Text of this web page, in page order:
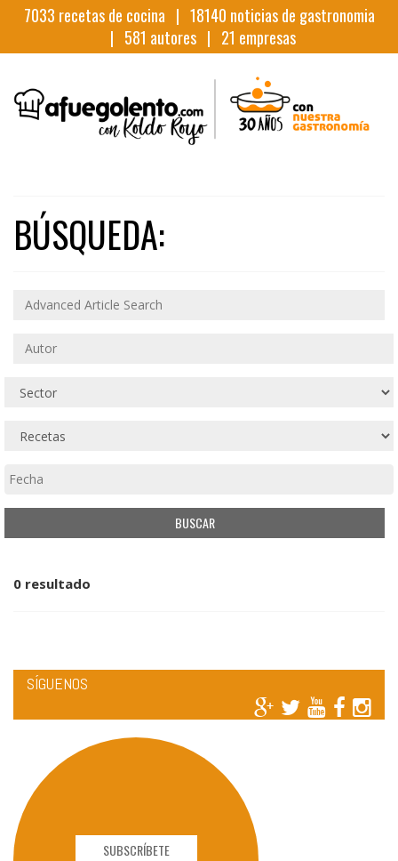
7033 recetas de cocina | 18140 noticias de gastronomia
| 581 autores | 21 empresas
BÚSQUEDA:
0 resultado
SÍGUENOS
SUBSCRÍBETE